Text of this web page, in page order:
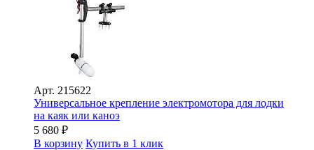
Арт. 215622
Универсальное крепление электромотора для лодки
на каяк или каноэ
5 680 ₽
В корзину Купить в 1 клик